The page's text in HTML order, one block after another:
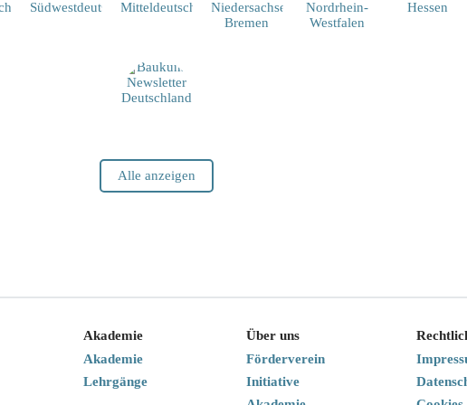
Alle anzeigen
Akademie
Akademie
Lehrgänge
Über uns
Förderverein
Initiative